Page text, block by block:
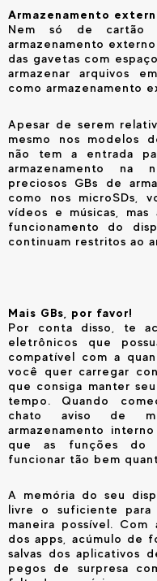
Armazenamento
Nem só de
armazenamento
das gavetas com
armazenar arquivos
como armazenamento
Apesar de serem
mesmo nos modelos
não tem a entrada
armazenamento na
preciosos GBs de
como nos microSDs,
vídeos e músicas, mas
funcionamento do
continuam restritos ao
Mais GBs, por favor!
Por conta disso, te
eletrônicos que
compatível com a
você quer carregar
que consiga manter
tempo. Quando
chato aviso de
armazenamento
que as funções do
funcionar tão bem
A memória do seu
livre o suficiente
maneira possível. Com
dos apps, acúmulo de
salvas dos aplicativos
pegos de surpresa